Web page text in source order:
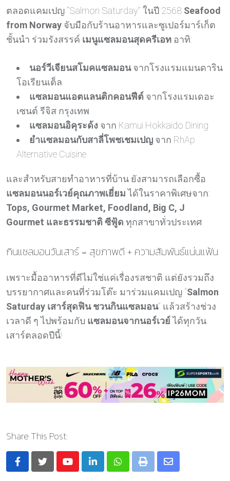
ตลอดแคมเปญ “Salmon Saturday” ในปี 2568 Seafood
from Norway จับมือกับร้านอาหารและซูเปอร์มาร์เก็ต
ชั้นนำ ร่วมรังสรรค์ เมนูแซลมอนสุดครีเอท อาทิ:
นอร์วีเจียนสโมคแซลมอนจากโรงแรมแมนดาริน
โอเรียนเต็ล
แซลมอนแอตแลนติกคอนฟีต์ จากโรงแรมเดอะ
เซนต์ รีจิส กรุงเทพ
แซลมอนอิคุระด้ง จาก Kamui Hokkaido Dining
ยำแซลมอนกับสาลี่โพชเชมเปญ จาก RhAp
Alternative Cuisine
และสำหรับสายทำอาหารที่บ้าน ยังสามารถเลือกซื้อ
แซลมอนนอร์เวย์คุณภาพเยี่ยมได้ในราคาพิเศษจาก:
Tops, Gourmet Market, Foodland, Big C, J
Gourmet และธรรมชาติ ซีฟู้ด ทุกสาขาทั่วประเทศ
กินแซลมอนวันเสาร์ = สุขภาพดี + ความสัมพันธ์แน่นแฟ้น
เพราะมื้ออาหารที่ดีไม่ใช่แค่เรื่องรสชาติ แต่ยังรวมถึง
บรรยากาศและคนที่ร่วมโต๊ะ มาร่วมแคมเปญ “Salmon
Saturday เสาร์สุดฟิน ชวนกินแซลมอน” แล้วสร้างช่วง
เวลาดี ๆ ไปพร้อมกับ แซลมอนจากนอร์เวย์ได้ทุกวัน
เสาร์ตลอดปีนี้!
Share This Post:
YoutubeLinkedInWhatsapp
Print
Share